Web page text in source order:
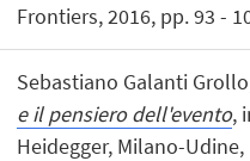
Frontiers, 2016, pp. 93 -
Sebastiano Galanti
e il pensiero dell'evento,
Heidegger, Milano-Udine,